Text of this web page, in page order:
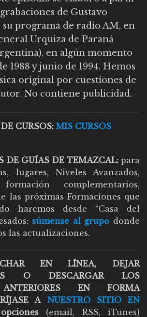
de Gustavo
su programa de radio AM, en
Urquiza de Paraná
en algún momento
1988 y junio de 1994. Hemos
original por cuestiones de
No contiene publicidad.
CURSOS: MIS CURSOS
DE GUÍAS DE TEMAZCAL: para
lugares, Niveles Avanzados,
complementarios,
las próximas Formaciones que
haremos desde “Casa del
súmense al grupo donde
las actualizaciones.
EN LÍNEA, DEJAR
O DESCARGAR LOS
ANTERIORES EN FORMA
A NUESTRO SITIO EN
(email, RSS, iTunes)